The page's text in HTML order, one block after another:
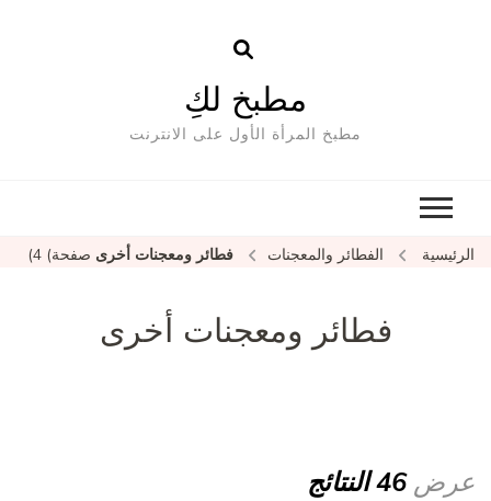
مطبخ لكِ
مطبخ المرأة الأول على الانترنت
الرئيسية الفطائر والمعجنات فطائر ومعجنات أخرى صفحة) 4)
فطائر ومعجنات أخرى
عرض46 النتائج